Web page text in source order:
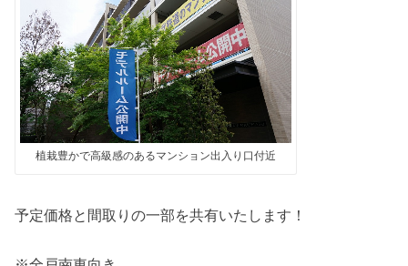
植栽豊かで高級感のあるマンション出入り口付近
予定価格と間取りの一部を共有いたします！